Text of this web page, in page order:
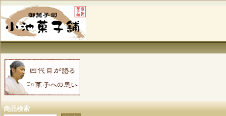
商品検索